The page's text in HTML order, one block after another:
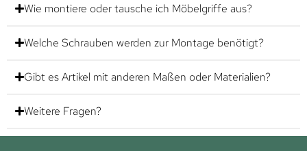
Wie montiere oder tausche ich Möbelgriffe aus?
Welche Schrauben werden zur Montage benötigt?
Gibt es Artikel mit anderen Maßen oder Materialien?
Weitere Fragen?